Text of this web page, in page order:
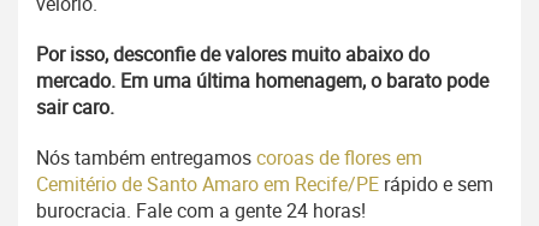
Por isso, desconfie de valores muito abaixo do
mercado. Em uma última homenagem, o barato pode
sair caro.
Nós também entregamoscoroas de flores em
Cemitério de Santo Amaro em Recife/PE rápido e sem
burocracia. Fale com a gente 24 horas!